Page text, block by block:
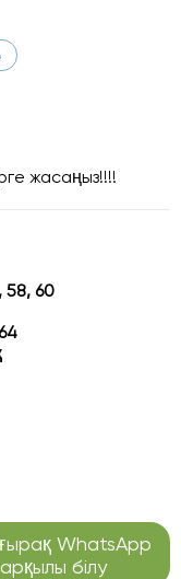
жасаңыз!!!!
58, 60
WhatsApp
арқылы білу